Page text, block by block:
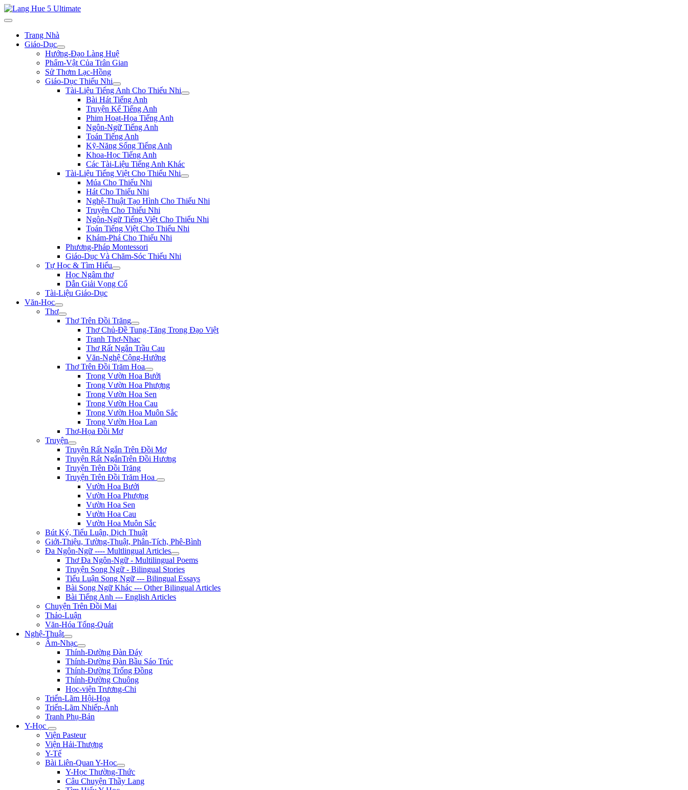
Trang Nhà
Giáo-Dục
Hướng-Đạo Làng Huệ
Phẩm-Vật Của Trân Gian
Sử Thơm Lạc-Hồng
Giáo-Dục Thiếu Nhi
Tài-Liệu Tiếng Anh Cho Thiếu Nhi
Bài Hát Tiếng Anh
Truyện Kể Tiếng Anh
Phim Hoạt-Họa Tiếng Anh
Ngôn-Ngữ Tiếng Anh
Toán Tiếng Anh
Kỹ-Năng Sống Tiếng Anh
Khoa-Học Tiếng Anh
Các Tài-Liệu Tiếng Anh Khác
Tài-Liệu Tiếng Việt Cho Thiếu Nhi
Múa Cho Thiếu Nhi
Hát Cho Thiếu Nhi
Nghệ-Thuật Tạo Hình Cho Thiếu Nhi
Truyện Cho Thiếu Nhi
Ngôn-Ngữ Tiếng Việt Cho Thiếu Nhi
Toán Tiếng Việt Cho Thiếu Nhi
Khám-Phá Cho Thiếu Nhi
Phương-Pháp Montessori
Giáo-Dục Và Chăm-Sóc Thiếu Nhi
Tự Học & Tìm Hiểu
Học Ngâm thơ
Dẫn Giải Vọng Cổ
Tài-Liệu Giáo-Dục
Văn-Học
Thơ
Thơ Trên Đồi Trăng
Thơ Chủ-Đề Tung-Tăng Trong Đạo Việt
Tranh Thơ-Nhac
Thơ Rất Ngắn Trầu Cau
Văn-Nghệ Cộng-Hưởng
Thơ Trên Đồi Trăm Hoa
Trong Vườn Hoa Bưởi
Trong Vườn Hoa Phượng
Trong Vườn Hoa Sen
Trong Vườn Hoa Cau
Trong Vườn Hoa Muôn Sắc
Trong Vườn Hoa Lan
Thơ-Họa Đồi Mơ
Truyện
Truyện Rất Ngắn Trên Đồi Mơ
Truyện Rất NgắnTrên Đồi Hương
Truyện Trên Đồi Trăng
Truyện Trên Đồi Trăm Hoa
Vườn Hoa Bưởi
Vườn Hoa Phượng
Vườn Hoa Sen
Vườn Hoa Cau
Vườn Hoa Muôn Sắc
Bút Ký, Tiểu Luận, Dịch Thuật
Giới-Thiệu, Tường-Thuật, Phân-Tích, Phê-Bình
Đa Ngôn-Ngữ ---- Multlingual Articles
Thơ Đa Ngôn-Ngữ - Multilingual Poems
Truyện Song Ngữ - Bilingual Stories
Tiểu Luận Song Ngữ --- Bilingual Essays
Bài Song Ngữ Khác --- Other Bilingual Articles
Bài Tiếng Anh --- English Articles
Chuyện Trên Đồi Mai
Thảo-Luận
Văn-Hóa Tổng-Quát
Nghệ-Thuật
Âm-Nhạc
Thính-Đường Đàn Đáy
Thính-Đường Đàn Bầu Sáo Trúc
Thính-Đường Trống Đồng
Thính-Đường Chuông
Học-viện Trương-Chi
Triển-Lãm Hội-Họa
Triển-Lãm Nhiếp-Ảnh
Tranh Phụ-Bản
Y-Học
Viện Pasteur
Viện Hải-Thượng
Y-Tế
Bài Liên-Quan Y-Học
Y-Học Thường-Thức
Câu Chuyện Thầy Lang